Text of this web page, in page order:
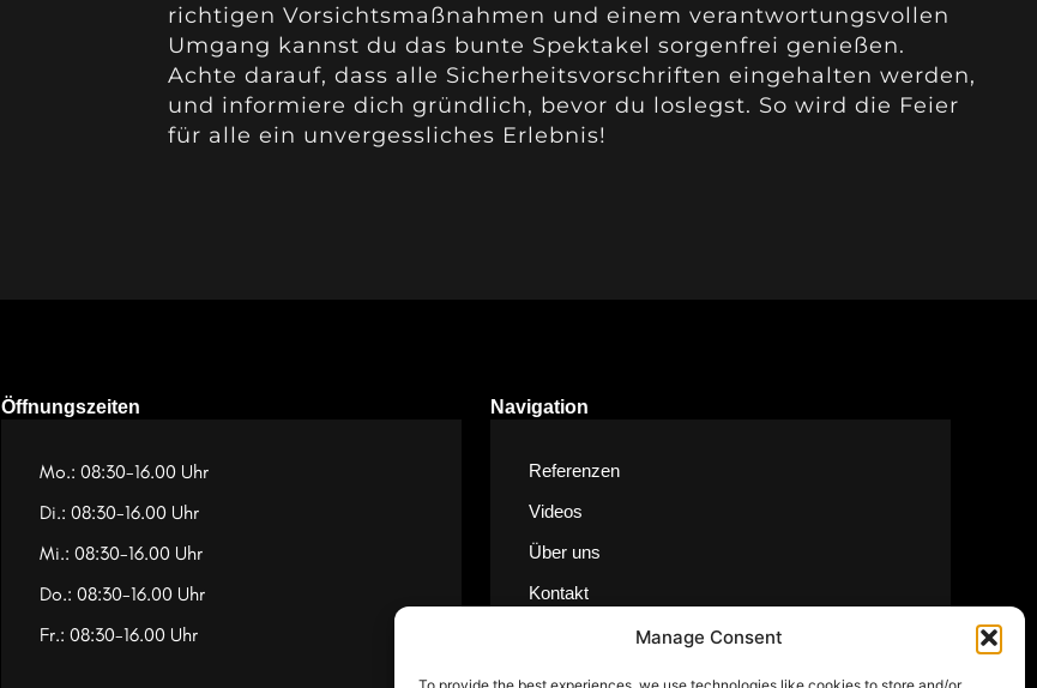
Manage Consent
richtigen Vorsichtsmaßnahmen und einem verantwortungsvollen
Umgang kannst du das bunte Spektakel sorgenfrei genießen.
Achte darauf, dass alle Sicherheitsvorschriften eingehalten werden,
und informiere dich gründlich, bevor du loslegst. So wird die Feier
für alle ein unvergessliches Erlebnis!
Öffnungszeiten
Mo.: 08:30-16.00 Uhr
Di.: 08:30-16.00 Uhr
Mi.: 08:30-16.00 Uhr
Do.: 08:30-16.00 Uhr
Fr.: 08:30-16.00 Uhr
Navigation
Referenzen
Videos
Über uns
Kontakt